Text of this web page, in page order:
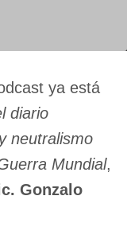
ya está
diario
neutralismo
Mundial,
Gonzalo